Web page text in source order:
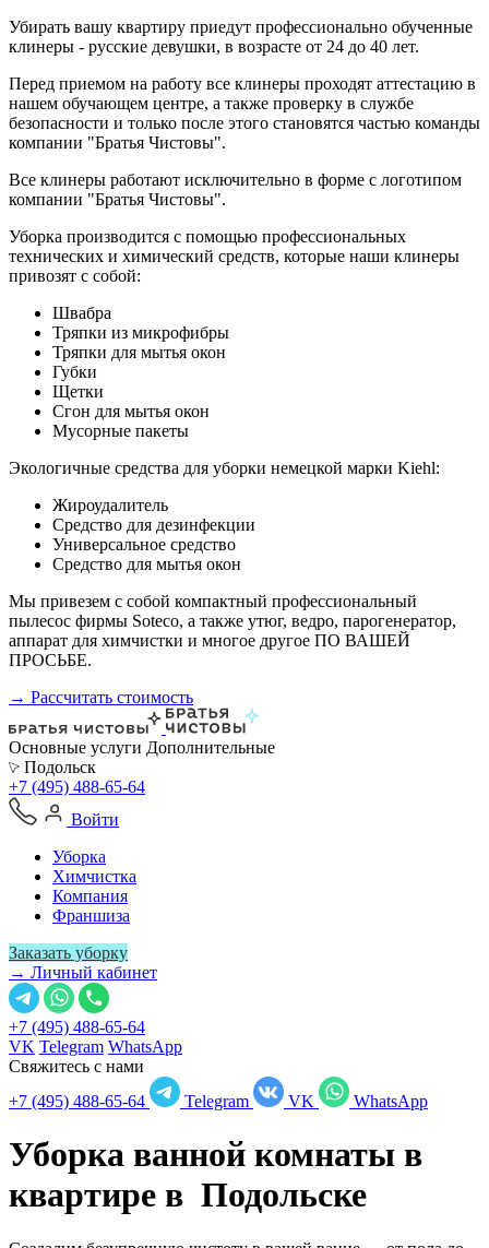
Убирать вашу квартиру приедут профессионально обученные
клинеры - русские девушки, в возрасте от 24 до 40 лет.
Перед приемом на работу все клинеры проходят аттестацию в
нашем обучающем центре, а также проверку в службе
безопасности и только после этого становятся частью команды
компании "Братья Чистовы".
Все клинеры работают исключительно в форме с логотипом
компании "Братья Чистовы".
Уборка производится с помощью профессиональных
технических и химический средств, которые наши клинеры
привозят с собой:
Швабра
Тряпки из микрофибры
Тряпки для мытья окон
Губки
Щетки
Сгон для мытья окон
Мусорные пакеты
Экологичные средства для уборки немецкой марки Kiehl:
Жироудалитель
Средство для дезинфекции
Универсальное средство
Средство для мытья окон
Мы привезем с собой компактный профессиональный
пылесос фирмы Soteco, а также утюг, ведро, парогенератор,
аппарат для химчистки и многое другое ПО ВАШЕЙ
ПРОСЬБЕ.
→ Рассчитать стоимость
Основные услуги Дополнительные
Подольск
+7 (495) 488-65-64
Войти
Уборка
Химчистка
Компания
Франшиза
Заказать уборку
→ Личный кабинет
+7 (495) 488-65-64
VK Telegram WhatsApp
Свяжитесь с нами
+7 (495) 488-65-64
Telegram VK WhatsApp
Уборка ванной комнаты в
квартире в Подольске